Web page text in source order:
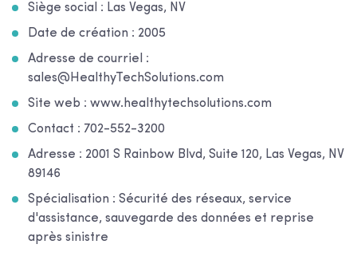
Siège social : Las Vegas, NV
Date de création : 2005
Adresse de courriel :
sales@HealthyTechSolutions.com
Site web : www.healthytechsolutions.com
Contact : 702-552-3200
Adresse : 2001 S Rainbow Blvd, Suite 120, Las Vegas, NV
89146
Spécialisation : Sécurité des réseaux, service
d'assistance, sauvegarde des données et reprise
après sinistre